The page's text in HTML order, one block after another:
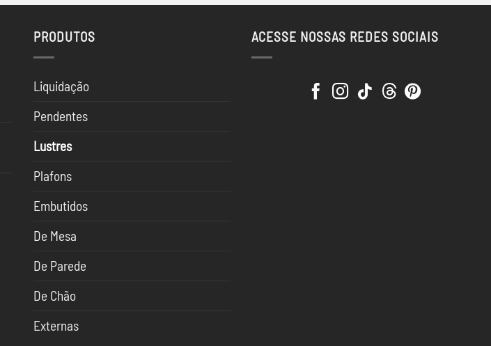
PRODUTOS
Liquidação
Pendentes
Lustres
Plafons
Embutidos
De Mesa
De Parede
De Chão
Externas
ACESSE NOSSAS REDES SOCIAIS